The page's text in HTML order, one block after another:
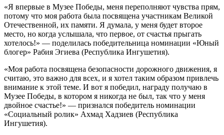
«Я впервые в Музее Победы, меня переполняют чувства прям,
потому что моя работа была посвящена участникам Великой
Отечественной, их памяти. Я думала, у меня будет второе
место, но когда услышала, что первое, от счастья прыгать
хотелось!» — поделилась победительница номинации «Юный
блогер» Рабия Эгиева (Республика Ингушетия).
«Моя работа посвящена безопасности дорожного движения, я
считаю, это важно для всех, и я хотел таким образом привлечь
внимание к этой теме. И вот я победил, награду получаю в
Музее Победы, в котором я никогда не был, так что у меня
двойное счастье!» — признался победитель номинации
«Социальный ролик» Ахмад Хадзиев (Республика
Ингушетия).